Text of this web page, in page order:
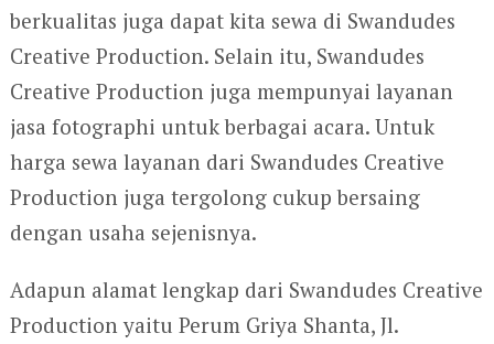
berkualitas juga dapat kita sewa di Swandudes
Creative Production. Selain itu, Swandudes
Creative Production juga mempunyai layanan
jasa fotographi untuk berbagai acara. Untuk
harga sewa layanan dari Swandudes Creative
Production juga tergolong cukup bersaing
dengan usaha sejenisnya.
Adapun alamat lengkap dari Swandudes Creative
Production yaitu Perum Griya Shanta, Jl.